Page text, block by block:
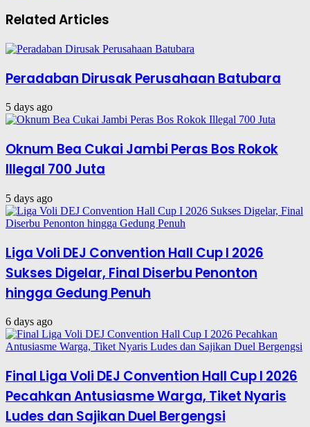
Related Articles
Peradaban Dirusak Perusahaan Batubara
5 days ago
Oknum Bea Cukai Jambi Peras Bos Rokok
Illegal 700 Juta
5 days ago
Liga Voli DEJ Convention Hall Cup I 2026
Sukses Digelar, Final Diserbu Penonton
hingga Gedung Penuh
6 days ago
Final Liga Voli DEJ Convention Hall Cup I 2026
Pecahkan Antusiasme Warga, Tiket Nyaris
Ludes dan Sajikan Duel Bergengsi